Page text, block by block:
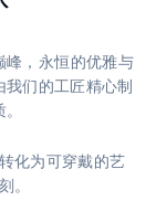
，永恒的优雅与
们的工匠精心制
化为可穿戴的艺
。